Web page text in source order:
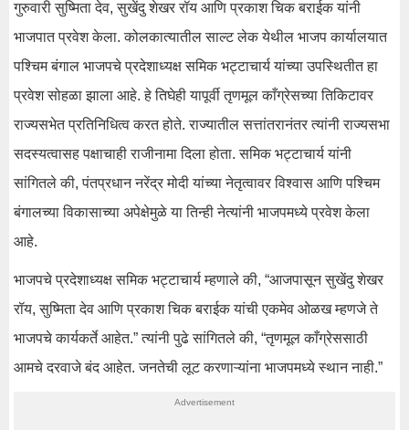
गुरुवारी सुष्मिता देव, सुखेंदु शेखर रॉय आणि प्रकाश चिक बराईक यांनी
भाजपात प्रवेश केला. कोलकात्यातील साल्ट लेक येथील भाजप कार्यालयात
पश्चिम बंगाल भाजपचे प्रदेशाध्यक्ष समिक भट्टाचार्य यांच्या उपस्थितीत हा
प्रवेश सोहळा झाला आहे. हे तिघेही यापूर्वी तृणमूल काँग्रेसच्या तिकिटावर
राज्यसभेत प्रतिनिधित्व करत होते. राज्यातील सत्तांतरानंतर त्यांनी राज्यसभा
सदस्यत्वासह पक्षाचाही राजीनामा दिला होता. समिक भट्टाचार्य यांनी
सांगितले की, पंतप्रधान नरेंद्र मोदी यांच्या नेतृत्वावर विश्वास आणि पश्चिम
बंगालच्या विकासाच्या अपेक्षेमुळे या तिन्ही नेत्यांनी भाजपमध्ये प्रवेश केला
आहे.
भाजपचे प्रदेशाध्यक्ष समिक भट्टाचार्य म्हणाले की, “आजपासून सुखेंदु शेखर
रॉय, सुष्मिता देव आणि प्रकाश चिक बराईक यांची एकमेव ओळख म्हणजे ते
भाजपचे कार्यकर्ते आहेत.” त्यांनी पुढे सांगितले की, “तृणमूल काँग्रेससाठी
आमचे दरवाजे बंद आहेत. जनतेची लूट करणाऱ्यांना भाजपमध्ये स्थान नाही.”